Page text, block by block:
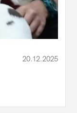
20.12.2025